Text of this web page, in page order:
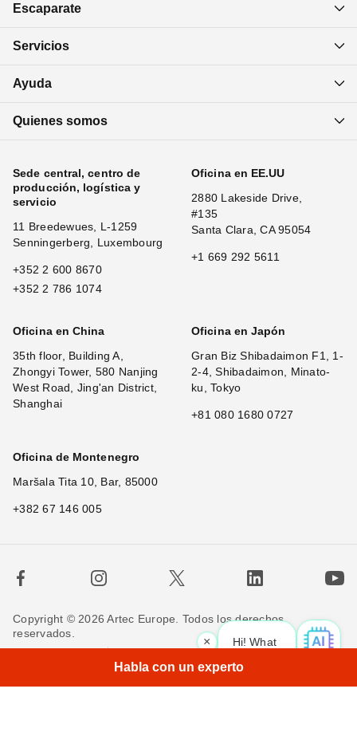
Hi! What is your
Escaparate
Servicios
Ayuda
Quienes somos
Sede central, centro de
producción, logística y
servicio
11 Breedewues, L-1259
Senningerberg, Luxembourg
+352 2 600 8670
+352 2 786 1074
Oficina en EE.UU
2880 Lakeside Drive,
#135
Santa Clara, CA 95054
+1 669 292 5611
Oficina en China
35th floor, Building A,
Zhongyi Tower, 580 Nanjing
West Road, Jing'an District,
Shanghai
Oficina en Japón
Gran Biz Shibadaimon F1, 1-
2-4, Shibadaimon, Minato-
ku, Tokyo
+81 080 1680 0727
Oficina de Montenegro
Maršala Tita 10, Bar, 85000
+382 67 146 005
Copyright © 2026 Artec Europe. Todos los derechos
reservados.
Política de privacidad
Política de cookies
Habla con un experto